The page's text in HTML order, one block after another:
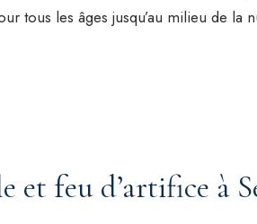
tous les âges jusqu’au milieu de la
et feu d’artifice à